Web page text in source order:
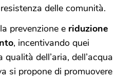
delle comunità.
prevenzione e riduzione
, incentivando quei
dell’aria, dell’acqua
si propone di promuovere